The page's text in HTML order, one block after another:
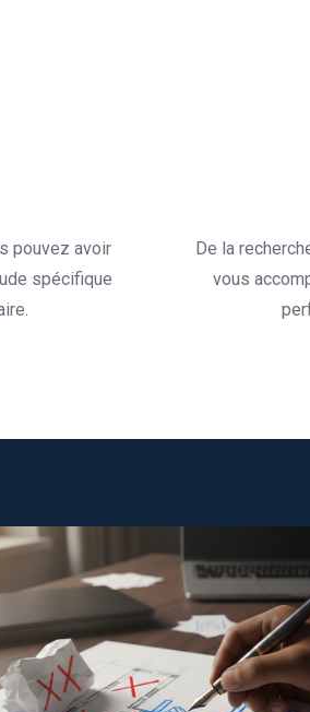
pouvez avoir
spécifique
De la
vous